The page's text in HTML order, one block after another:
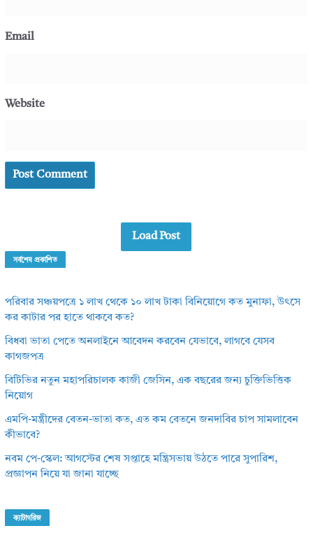
Email
Website
Load Post
সর্বশেষ প্রকাশিত
পরিবার সঞ্চয়পত্রে ১ লাখ থেকে ১০ লাখ টাকা বিনিয়োগে কত মুনাফা, উৎসে
কর কাটার পর হাতে থাকবে কত?
বিধবা ভাতা পেতে অনলাইনে আবেদন করবেন যেভাবে, লাগবে যেসব
কাগজপত্র
বিটিভির নতুন মহাপরিচালক কাজী জেসিন, এক বছরের জন্য চুক্তিভিত্তিক
নিয়োগ
এমপি-মন্ত্রীদের বেতন-ভাতা কত, এত কম বেতনে জনদাবির চাপ সামলাবেন
কীভাবে?
নবম পে-স্কেল: আগস্টের শেষ সপ্তাহে মন্ত্রিসভায় উঠতে পারে সুপারিশ,
প্রজ্ঞাপন নিয়ে যা জানা যাচ্ছে
ক্যাটাগরিজ